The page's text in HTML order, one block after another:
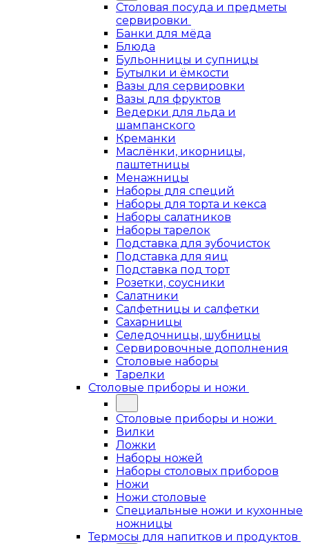
Столовая посуда и предметы
сервировки
Банки для мёда
Блюда
Бульонницы и супницы
Бутылки и ёмкости
Вазы для сервировки
Вазы для фруктов
Ведерки для льда и
шампанского
Креманки
Маслёнки, икорницы,
паштетницы
Менажницы
Наборы для специй
Наборы для торта и кекса
Наборы салатников
Наборы тарелок
Подставка для зубочисток
Подставка для яиц
Подставка под торт
Розетки, соусники
Салатники
Салфетницы и салфетки
Сахарницы
Селедочницы, шубницы
Сервировочные дополнения
Столовые наборы
Тарелки
Столовые приборы и ножи
Столовые приборы и ножи
Вилки
Ложки
Наборы ножей
Наборы столовых приборов
Ножи
Ножи столовые
Специальные ножи и кухонные
ножницы
Термосы для напитков и продуктов